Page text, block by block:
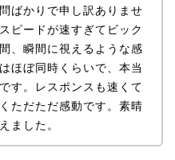
ばかりで申し訳ありませ
ピードが速すぎてビック
、瞬間に視えるような感
ほぼ同時くらいで、本当
す。レスポンスも速くて
ただただ感動です。素晴
ました。